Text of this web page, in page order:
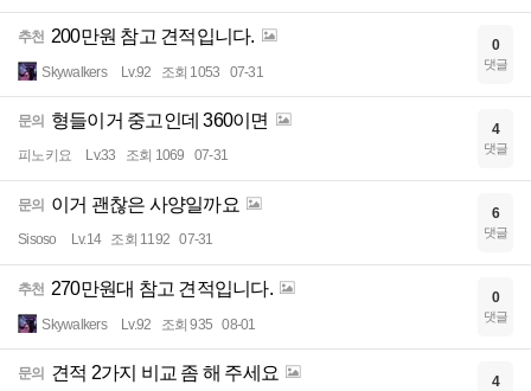
추천 200만원 참고 견적입니다.
Skywalkers Lv.92 조회 1053 07-31
0
댓글
문의 형들이거 중고인데 360이면
피노키요 Lv.33 조회 1069 07-31
4
댓글
문의 이거 괜찮은 사양일까요
Sisoso Lv.14 조회 1192 07-31
6
댓글
추천 270만원대 참고 견적입니다.
Skywalkers Lv.92 조회 935 08-01
0
댓글
문의 견적 2가지 비교 좀 해 주세요 4